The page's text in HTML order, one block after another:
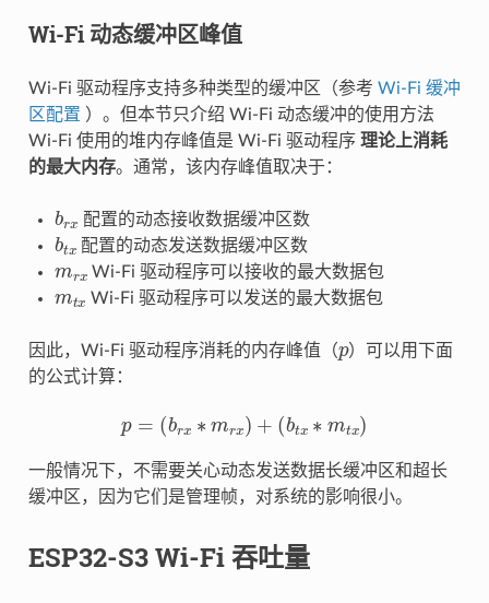
Wi-Fi 动态缓冲区峰值
Wi-Fi 驱动程序支持多种类型的缓冲区（参考 Wi-Fi 缓冲
区配置 ）。但本节只介绍 Wi-Fi 动态缓冲的使用方法
Wi-Fi 使用的堆内存峰值是 Wi-Fi 驱动程序 理论上消耗
的最大内存。通常，该内存峰值取决于：
b 配置的动态接收数据缓冲区数
b tx配置的动态发送数据缓冲区数
mr Wi-Fi 驱动程序可以接收的最大数据包
t x Wi-Fi 驱动程序可以发送的最大数据包
因此，Wi-Fi 驱动程序消耗的内存峰值（ p）可以用下面
的公式计算：
=(b ∗ m ) ( btx m tx)
一般情况下，不需要关心动态发送数据长缓冲区和超长
缓冲区，因为它们是管理帧，对系统的影响很小。
ESP32-S3 Wi-Fi 吞吐量